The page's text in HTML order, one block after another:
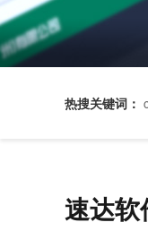
热搜关键词：
速达软